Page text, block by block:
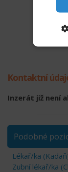
Kontaktní
Inzerát již není
Podobné
Lékař/ka
Zubní lékař/ka